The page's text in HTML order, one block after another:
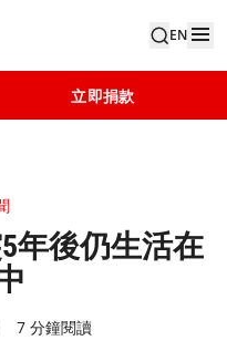
EN
立即捐款
年後仍生活在
7 分鐘閱讀